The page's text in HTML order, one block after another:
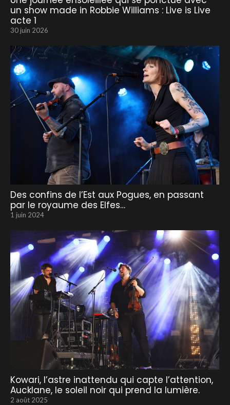
un show made in Robbie Williams : Live is Live
acte 1
30 juin 2026
Des confins de l’Est aux Pogues, en passant
par le royaume des Elfes…
1 juin 2024
Kowari, l’astre inattendu qui capte l’attention,
Aucklane, le soleil noir qui prend la lumière.
2 août 2025